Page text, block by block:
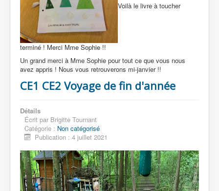
Voilà le livre à toucher
terminé ! Merci Mme Sophie !!
Un grand merci à Mme Sophie pour tout ce que vous nous
avez appris ! Nous vous retrouverons mi-janvier !!
CE1 CE2 Voyage de fin d'année
Détails
Écrit par Brigitte Tournant
Catégorie : Non catégorisé
Publication : 4 juillet 2021